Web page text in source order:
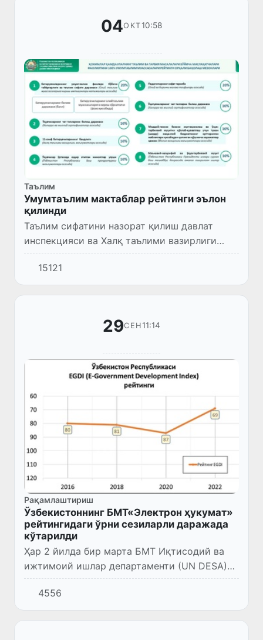
04ОКТ10:58
Таълим
Умумтаълим мактаблар рейтинги эълон
қилинди
Таълим сифатини назорат қилиш давлат
инспекцияси ва Халқ таълими вазирлиги
мутасаддилари мактаблар рейтингини
аниқлаш бўйича амалга оширилган ишлар ва
ўтказилган тадқиқотлар натижа...
15121
29СЕН11:14
Рақамлаштириш
Ўзбекистоннинг БМТ«Электрон ҳукумат»
рейтингидаги ўрни сезиларли даражада
кўтарилди
Ҳар 2 йилда бир марта БМТ Иқтисодий ва
ижтимоий ишлар департаменти (UN DESA)
томонидан олиб бориладиган Электрон
ҳукумат сўровномаси (E-government
Survey)нинг навбатдаги натижаси э...
4556